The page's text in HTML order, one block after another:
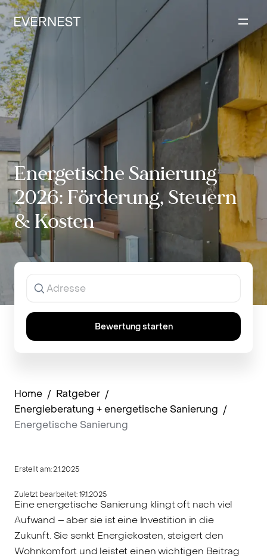
Inhalt
springen
Energetische Sanierung
2026: Förderung, Steuern
& Kosten
werden
der
Eingabe
angezeigt.
Bewertung starten
Home / Ratgeber /
Energieberatung + energetische Sanierung /
Energetische Sanierung
Erstellt am:2.1.2025
Zuletzt bearbeitet:19.1.2025
Eine energetische Sanierung klingt oft nach viel
Aufwand – aber sie ist eine Investition in die
Zukunft. Sie senkt Energiekosten, steigert den
Wohnkomfort und leistet einen wichtigen Beitrag